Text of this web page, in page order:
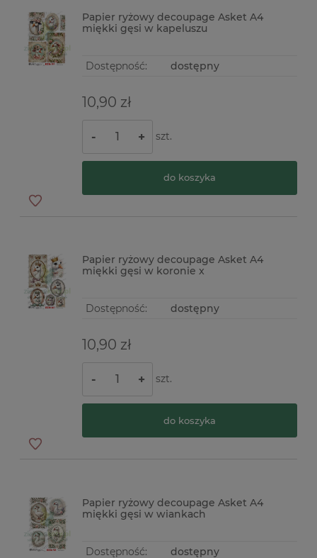
Papier ryżowy decoupage Asket A4
miękki gęsi w kapeluszu
Dostępność: dostępny
10,90 zł
- + szt.
do koszyka
Papier ryżowy decoupage Asket A4
miękki gęsi w koronie x
Dostępność: dostępny
10,90 zł
- + szt.
do koszyka
Papier ryżowy decoupage Asket A4
miękki gęsi w wiankach
Dostępność: dostępny